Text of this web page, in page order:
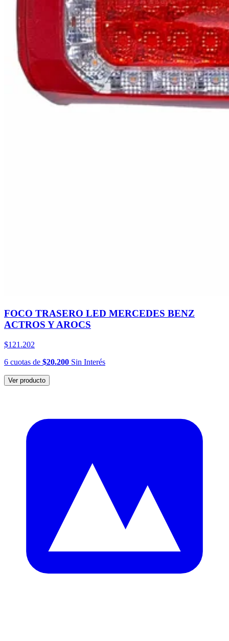
FOCO TRASERO LED MERCEDES BENZ
ACTROS Y AROCS
$121.202
6 cuotas de $20.200 Sin Interés
Ver producto